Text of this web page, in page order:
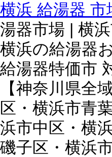
横浜 給湯器
湯器市場 | 横
横浜の給湯器
給湯器特価市
【神奈川県全
区・横浜市青
浜市中区・横
磯子区・横浜